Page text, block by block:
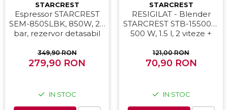
STARCREST
Espressor STARCREST
SEM-850SLBK, 850W, 20
bar, rezervor detasabil
filtru dublu din inox,
Negru/Inox
349,90 RON
279,90 RON
IN STOC
STARCREST
RESIGILAT - Blender
STARCREST STB-15500B,
500 W, 1.5 l, 2 viteze +
121,00 RON
70,90 RON
IN STOC